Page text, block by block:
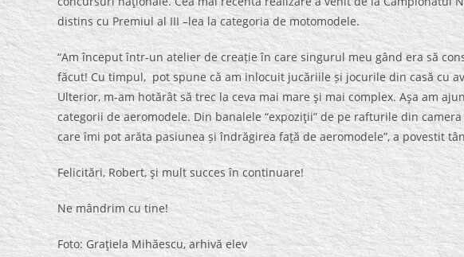
distins cu Premiul al III –lea la categoria de motomodele.
“Am început într-un atelier de creație în care singurul meu gând era să
făcut! Cu timpul, pot spune că am inlocuit jucăriile și jocurile din casă cu
Ulterior, m-am hotărât să trec la ceva mai mare şi mai complex. Aşa am
categorii de aeromodele. Din banalele “expoziţii” de pe rafturile din
care îmi pot arăta pasiunea și îndrăgirea față de aeromodele”, a povestit
Felicitări, Robert, şi mult succes în continuare!
Ne mândrim cu tine!
Foto: Graţiela Mihăescu, arhivă elev